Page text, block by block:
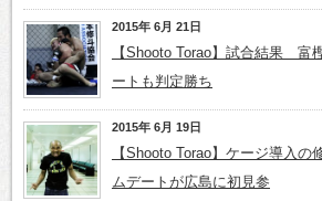
2015年 6月 21日
【Shooto Torao】試合結果 富
ートも判定勝ち
2015年 6月 19日
【Shooto Torao】ケージ導入の
ムデートが広島に初見参